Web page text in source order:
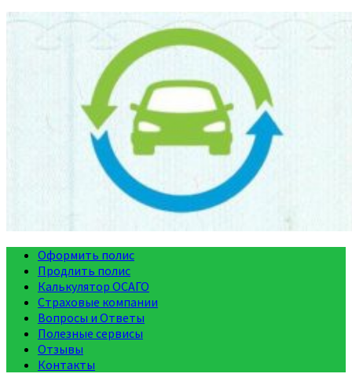
Оформить полис
Продлить полис
Калькулятор ОСАГО
Страховые компании
Вопросы и Ответы
Полезные сервисы
Отзывы
Контакты